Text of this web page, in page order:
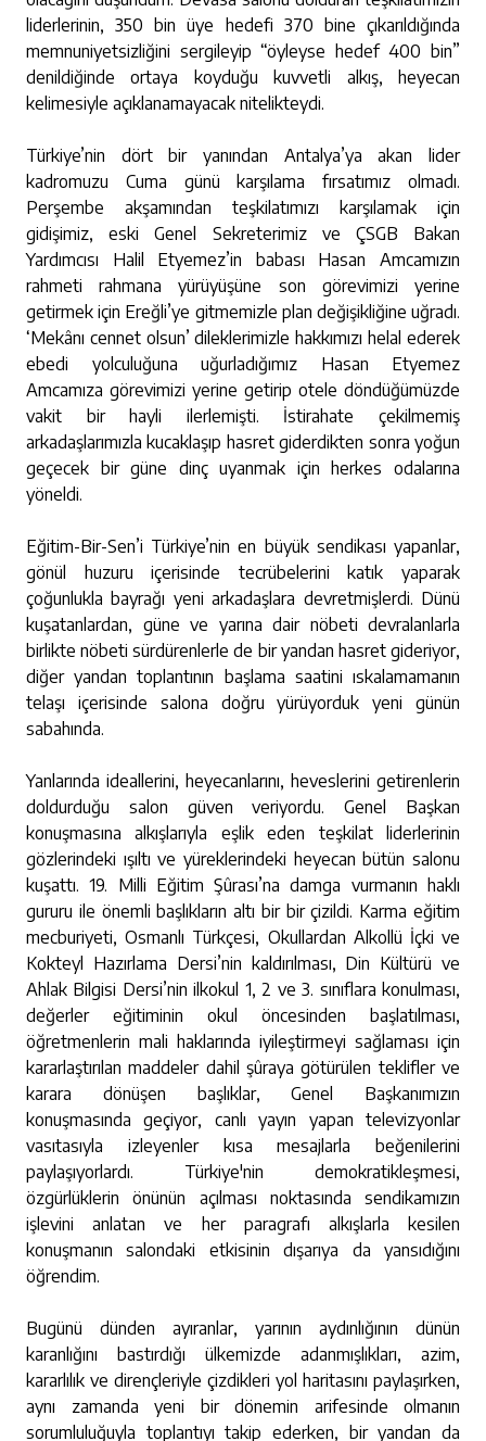
liderlerinin, 350 bin üye hedefi 370 bine çıkarıldığında
memnuniyetsizliğini sergileyip “öyleyse hedef 400 bin”
denildiğinde ortaya koyduğu kuvvetli alkış, heyecan
kelimesiyle açıklanamayacak nitelikteydi.
Türkiye’nin dört bir yanından Antalya’ya akan lider
kadromuzu Cuma günü karşılama fırsatımız olmadı.
Perşembe akşamından teşkilatımızı karşılamak için
gidişimiz, eski Genel Sekreterimiz ve ÇSGB Bakan
Yardımcısı Halil Etyemez’in babası Hasan Amcamızın
rahmeti rahmana yürüyüşüne son görevimizi yerine
getirmek için Ereğli’ye gitmemizle plan değişikliğine uğradı.
‘Mekânı cennet olsun’ dileklerimizle hakkımızı helal ederek
ebedi yolculuğuna uğurladığımız Hasan Etyemez
Amcamıza görevimizi yerine getirip otele döndüğümüzde
vakit bir hayli ilerlemişti. İstirahate çekilmemiş
arkadaşlarımızla kucaklaşıp hasret giderdikten sonra yoğun
geçecek bir güne dinç uyanmak için herkes odalarına
yöneldi.
Eğitim-Bir-Sen’i Türkiye’nin en büyük sendikası yapanlar,
gönül huzuru içerisinde tecrübelerini katık yaparak
çoğunlukla bayrağı yeni arkadaşlara devretmişlerdi. Dünü
kuşatanlardan, güne ve yarına dair nöbeti devralanlarla
birlikte nöbeti sürdürenlerle de bir yandan hasret gideriyor,
diğer yandan toplantının başlama saatini ıskalamamanın
telaşı içerisinde salona doğru yürüyorduk yeni günün
sabahında.
Yanlarında ideallerini, heyecanlarını, heveslerini getirenlerin
doldurduğu salon güven veriyordu. Genel Başkan
konuşmasına alkışlarıyla eşlik eden teşkilat liderlerinin
gözlerindeki ışıltı ve yüreklerindeki heyecan bütün salonu
kuşattı. 19. Milli Eğitim Şûrası’na damga vurmanın haklı
gururu ile önemli başlıkların altı bir bir çizildi. Karma eğitim
mecburiyeti, Osmanlı Türkçesi, Okullardan Alkollü İçki ve
Kokteyl Hazırlama Dersi’nin kaldırılması, Din Kültürü ve
Ahlak Bilgisi Dersi’nin ilkokul 1, 2 ve 3. sınıflara konulması,
değerler eğitiminin okul öncesinden başlatılması,
öğretmenlerin mali haklarında iyileştirmeyi sağlaması için
kararlaştırılan maddeler dahil şûraya götürülen teklifler ve
karara dönüşen başlıklar, Genel Başkanımızın
konuşmasında geçiyor, canlı yayın yapan televizyonlar
vasıtasıyla izleyenler kısa mesajlarla beğenilerini
paylaşıyorlardı. Türkiye'nin demokratikleşmesi,
özgürlüklerin önünün açılması noktasında sendikamızın
işlevini anlatan ve her paragrafı alkışlarla kesilen
konuşmanın salondaki etkisinin dışarıya da yansıdığını
öğrendim.
Bugünü dünden ayıranlar, yarının aydınlığının dünün
karanlığını bastırdığı ülkemizde adanmışlıkları, azim,
kararlılık ve dirençleriyle çizdikleri yol haritasını paylaşırken,
aynı zamanda yeni bir dönemin arifesinde olmanın
sorumluluğuyla toplantıyı takip ederken, bir yandan da